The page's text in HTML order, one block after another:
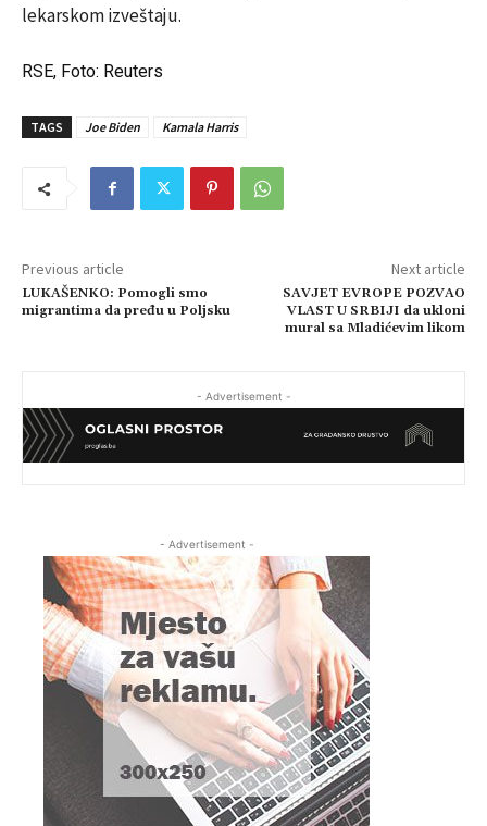
lekarskom izveštaju.
RSE, Foto: Reuters
TAGS Joe Biden Kamala Harris
Previous article
LUKAŠENKO: Pomogli smo
migrantima da pređu u Poljsku
Next article
SAVJET EVROPE POZVAO
VLAST U SRBIJI da ukloni
mural sa Mladićevim likom
- Advertisement -
- Advertisement -